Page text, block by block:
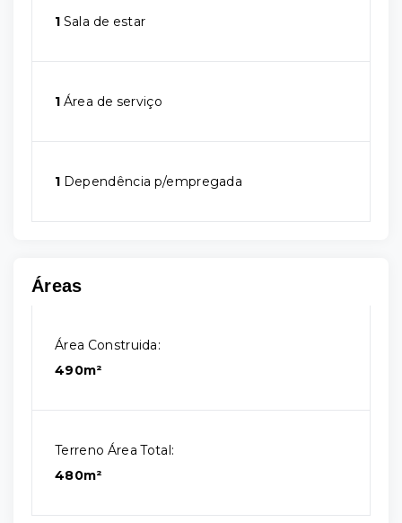
1 Sala de estar
1 Área de serviço
1 Dependência p/empregada
Áreas
Área Construida:
490m²
Terreno Área Total:
480m²